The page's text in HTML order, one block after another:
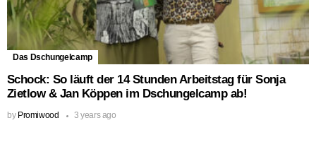
Das Dschungelcamp
Schock: So läuft der 14 Stunden Arbeitstag für Sonja
Zietlow & Jan Köppen im Dschungelcamp ab!
by Promiwood 3 years ago